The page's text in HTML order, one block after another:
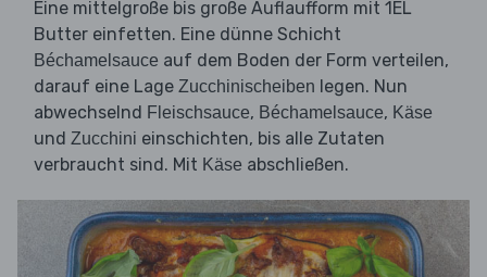
Eine mittelgroße bis große Auflaufform mit 1EL
Butter einfetten. Eine dünne Schicht
Béchamelsauce auf dem Boden der Form verteilen,
darauf eine Lage Zucchinischeiben legen. Nun
abwechselnd Fleischsauce, Béchamelsauce, Käse
und Zucchini einschichten, bis alle Zutaten
verbraucht sind. Mit Käse abschließen.